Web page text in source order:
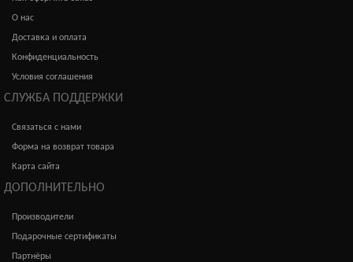
О нас
Доставка и оплата
Конфиденциальность
Условия соглашения
СЛУЖБА ПОДДЕРЖКИ
Связаться с нами
Форма на возврат товара
Карта сайта
ДОПОЛНИТЕЛЬНО
Производители
Подарочные сертификаты
Партнёры